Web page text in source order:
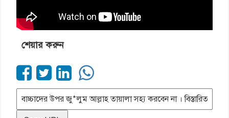
শেয়ার করুন